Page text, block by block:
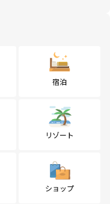
宿泊
リゾート
ショップ